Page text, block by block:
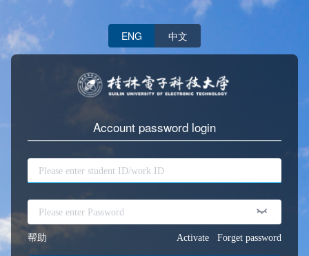
ENG 中文
Account password login
帮助 Activate Forget password